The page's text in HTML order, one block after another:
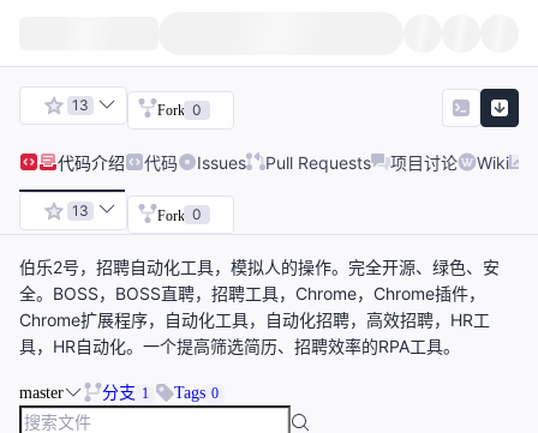
13 Fork 0
代码介绍 代码 Issues Pull Requests 项目讨论 Wiki
13 Fork 0
伯乐2号，招聘自动化工具，模拟人的操作。完全开源、绿色、安
全。BOSS，BOSS直聘，招聘工具，Chrome，Chrome插件，
Chrome扩展程序，自动化工具，自动化招聘，高效招聘，HR工
具，HR自动化。一个提高筛选简历、招聘效率的RPA工具。
master 分支 1 Tags 0